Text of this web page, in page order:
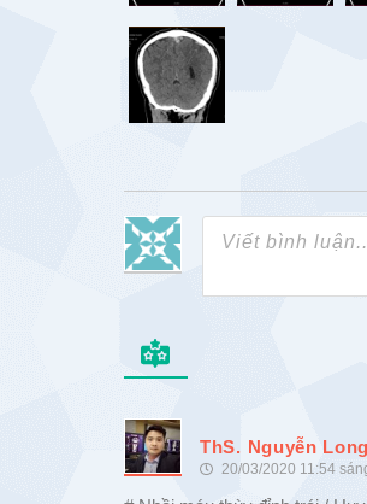
ThS. Nguyễn Long
20/03/2020 11:54